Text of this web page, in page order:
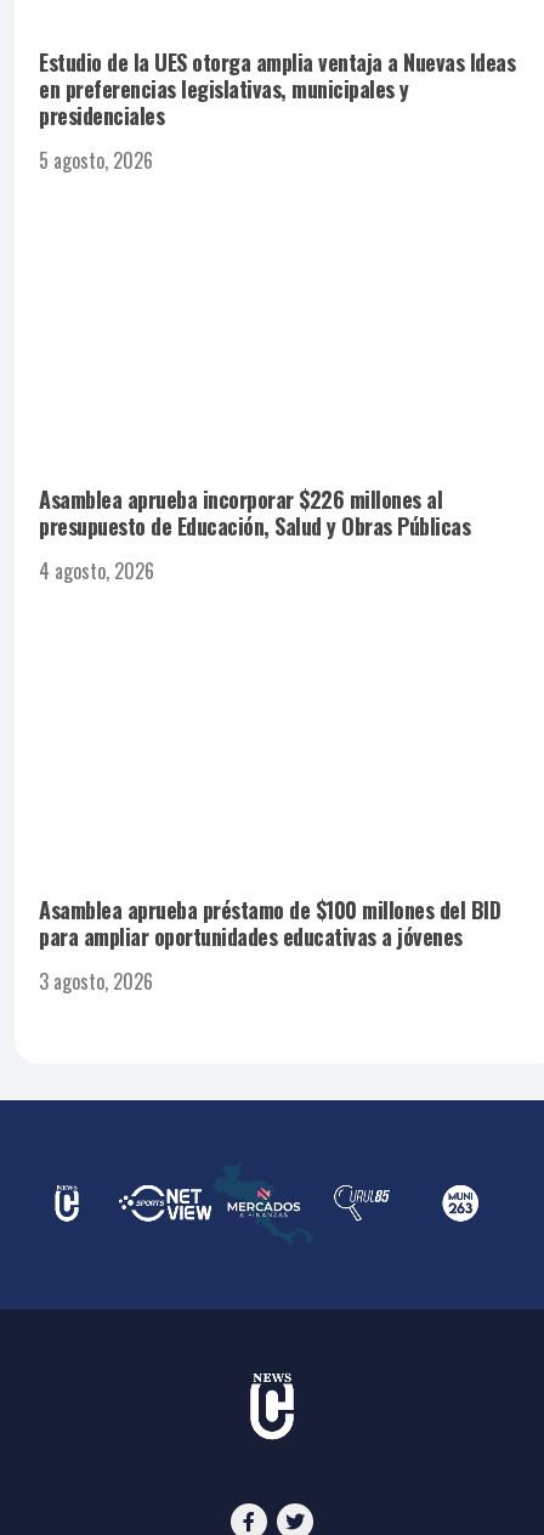
Estudio de la UES otorga amplia ventaja a Nuevas Ideas
en preferencias legislativas, municipales y
presidenciales
5 agosto, 2026
Asamblea aprueba incorporar $226 millones al
presupuesto de Educación, Salud y Obras Públicas
4 agosto, 2026
Asamblea aprueba préstamo de $100 millones del BID
para ampliar oportunidades educativas a jóvenes
3 agosto, 2026